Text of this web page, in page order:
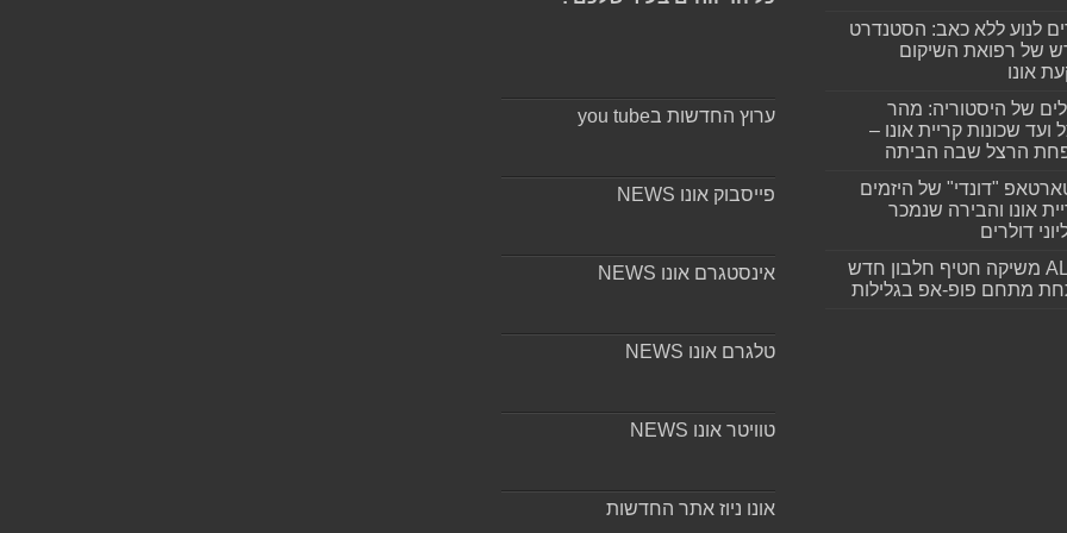
לנוע ללא כאב: הסטנדרט
של רפואת השיקום
אונו
של היסטוריה: מהר
ועד שכונות קריית אונו –
הרצל שבה הביתה
"דונדי" של היזמים
אונו והבירה שנמכר
דולרים
ALLIN משיקה חטיף חלבון חדש
מתחם פופ-אפ בגלילות
ערוץ החדשות בyou tube
פייסבוק אונו NEWS
אינסטגרם אונו NEWS
טלגרם אונו NEWS
טוויטר אונו NEWS
אונו ניוז אתר החדשות